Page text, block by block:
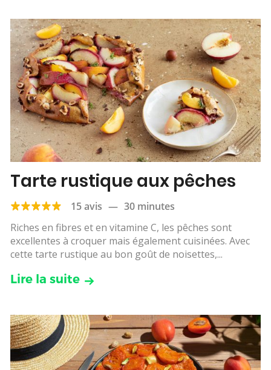
Tarte rustique aux pêches
15 avis — 30 minutes
Riches en fibres et en vitamine C, les pêches sont
excellentes à croquer mais également cuisinées. Avec
cette tarte rustique au bon goût de noisettes,...
Lire la suite